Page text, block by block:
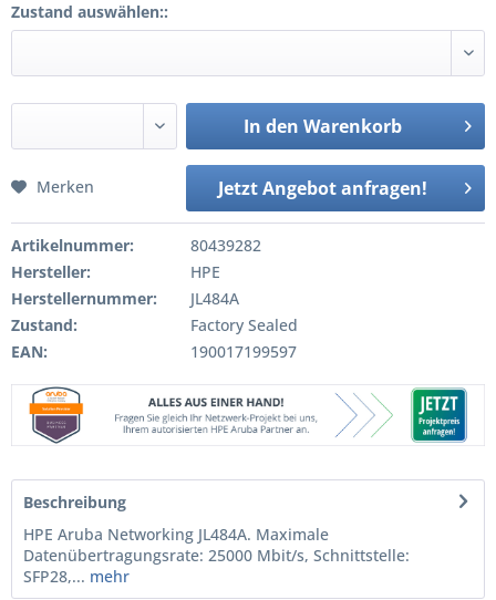
Zustand auswählen::
In den Warenkorb
Jetzt Angebot anfragen!
Merken
Artikelnummer:
80439282
Hersteller:
HPE
Herstellernummer:
JL484A
Zustand:
Factory Sealed
EAN:
190017199597
Beschreibung
HPE Aruba Networking JL484A. Maximale
Datenübertragungsrate: 25000 Mbit/s, Schnittstelle:
SFP28,... mehr